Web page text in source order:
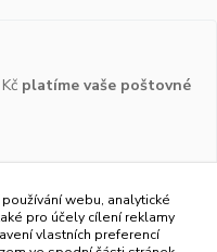
platíme vaše poštovné
webu, analytické
pro účely cílení reklamy
vlastních preferencí